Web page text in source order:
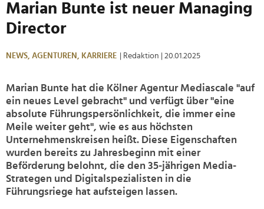
Marian Bunte ist neuer Managing
Director
NEWS, AGENTUREN, KARRIERE | Redaktion | 20.01.2025
Marian Bunte hat die Kölner Agentur Mediascale "auf
ein neues Level gebracht" und verfügt über "eine
absolute Führungspersönlichkeit, die immer eine
Meile weiter geht", wie es aus höchsten
Unternehmenskreisen heißt. Diese Eigenschaften
wurden bereits zu Jahresbeginn mit einer
Beförderung belohnt, die den 35-jährigen Media-
Strategen und Digitalspezialisten in die
Führungsriege hat aufsteigen lassen.